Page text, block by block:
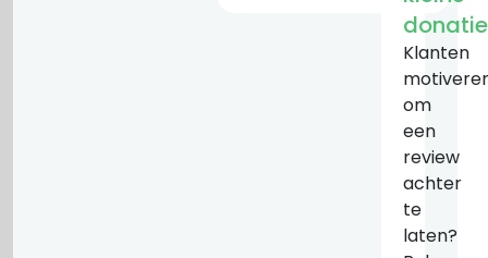
donatie
Klanten
om
een
review
achter
te
laten?